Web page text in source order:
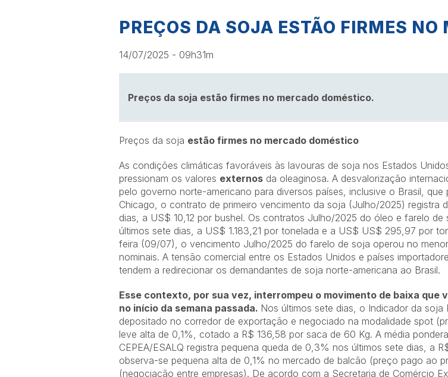
PREÇOS DA SOJA ESTÃO FIRMES
14/07/2025 - 09h31m
Preços da soja estão firmes no mercado doméstico.
Preços da soja estão firmes no mercado doméstico
As condições climáticas favoráveis às lavouras de soja nos Estados
pressionam os valores externosda oleaginosa. A desvalorização
pelo governo norte-americano para diversos países, inclusive o Brasil,
Chicago, o contrato de primeiro vencimento da soja (Julho/2025) registra
dias, a US$ 10,12 por bushel. Os contratos Julho/2025 do óleo e farelo
últimos sete dias, a US$ 1.183,21 por tonelada e a US$ US$ 295,97 por
feira (09/07), o vencimento Julho/2025 do farelo de soja operou no
nominais. A tensão comercial entre os Estados Unidos e países
tendem a redirecionar os demandantes de soja norte-americana ao Brasil.
Esse contexto, por sua vez, interrompeu o movimento de baixa que
no início da semana passada. Nos últimos sete dias, o Indicador da
depositado no corredor de exportação e negociado na modalidade spot
leve alta de 0,1%, cotado a R$ 136,58 por saca de 60 Kg. A média
CEPEA/ESALQ registra pequena queda de 0,3% nos últimos sete dias, a
observa-se pequena alta de 0,1% no mercado de balcão (preço pago ao
(negociação entre empresas). De acordo com a Secretaria de Comércio